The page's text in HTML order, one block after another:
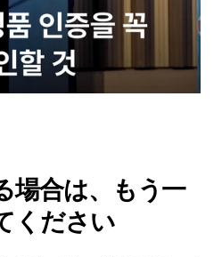
場合は、もう一
ください